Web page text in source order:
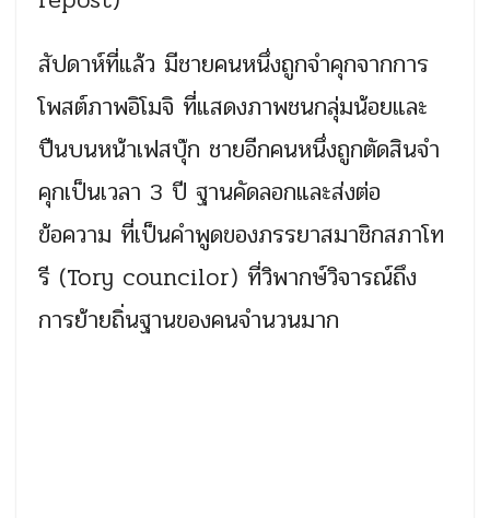
สัปดาห์ที่แล้ว มีชายคนหนึ่งถูกจำคุกจากการ
โพสต์ภาพอิโมจิ ที่แสดงภาพชนกลุ่มน้อยและ
ปืนบนหน้าเฟสบุ๊ก ชายอีกคนหนึ่งถูกตัดสินจำ
คุกเป็นเวลา 3 ปี ฐานคัดลอกและส่งต่อ
ข้อความ ที่เป็นคำพูดของภรรยาสมาชิกสภาโท
รี (Tory councilor) ที่วิพากษ์วิจารณ์ถึง
การย้ายถิ่นฐานของคนจำนวนมาก